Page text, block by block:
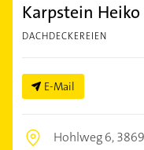
Karpstein
DACHDECKEREIEN
E-Mail
Hohlweg 6,